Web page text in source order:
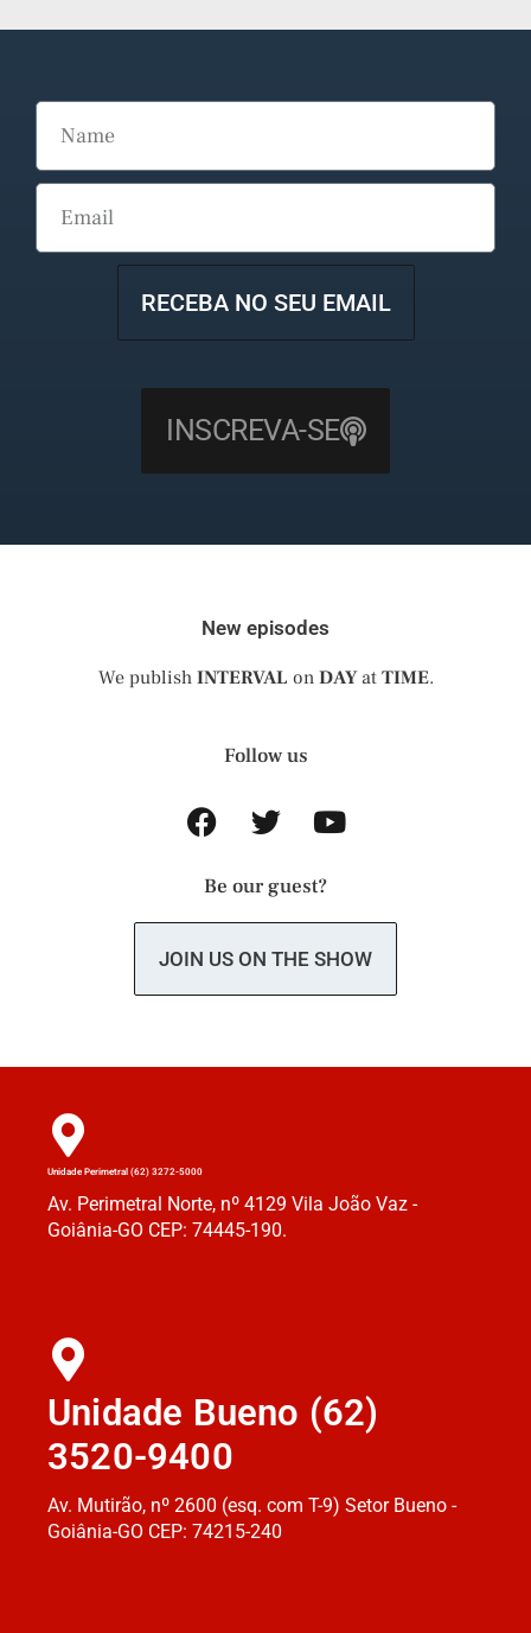
RECEBA NO SEU EMAIL
INSCREVA-SE
New episodes
We publish INTERVAL on DAYat TIME.
Follow us
Be our guest?
JOIN US ON THE SHOW
Unidade Perimetral (62) 3272-5000
Av. Perimetral Norte, nº 4129 Vila João Vaz -
Goiânia-GO CEP: 74445-190.
Unidade Bueno (62)
3520-9400
Av. Mutirão, nº 2600 (esq. com T-9) Setor Bueno -
Goiânia-GO CEP: 74215-240